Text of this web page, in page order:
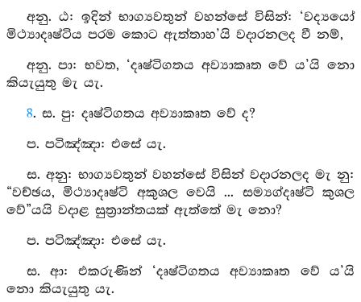
අනු. ඨ: ඉදින් භාග්‍යවතුන් වහන්සේ විසින්: ‘වද්‍යයෝ
මිථ්‍යාදෘෂ්ටිය පරම කොට ඇත්තාහ’යි වදාරනලද වී නම්,
අනු. පා: භවත, ‘දෘෂ්ටිගතය අව්‍යාකෘත වේ ය’යි නො
කියැයුතු මැ යැ.
8. ස. පු: දෘෂ්ටිගතය අව්‍යාකෘත වේ ද?
ප. පටිඤ්‍ඤා: එසේ යැ.
ස. අනු: භාග්‍යවතුන් වහන්සේ විසින් වදාරනලද මැ නු:
“වච්ඡය, මිථ්‍යාදෘෂ්ටි අකුශල වෙයි ... සම්‍යග්දෘෂ්ටි කුශල
වේ”යයි වදාළ සුත්‍රාන්තයක් ඇත්තේ මැ නො?
ප. පටිඤ්‍ඤා: එසේ යැ.
ස. ආ: එකරුණින් ‘දෘෂ්ටිගතය අව්‍යාකෘත වේ ය’යි
නො කියැයුතු යැ.